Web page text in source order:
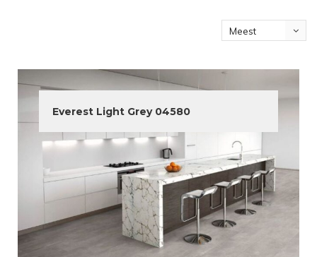
Meest
Everest Light Grey 04580